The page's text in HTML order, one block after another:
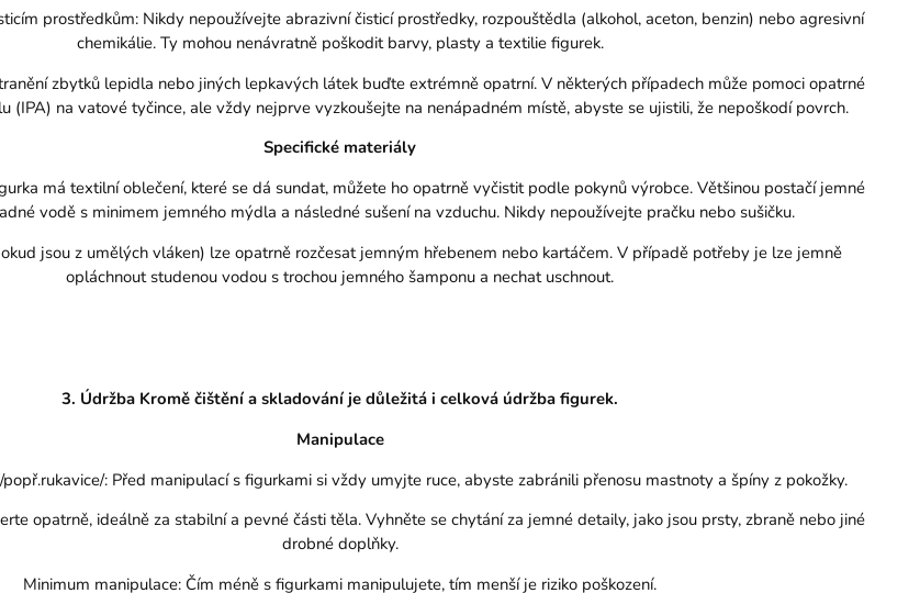
prostředkům: Nikdy nepoužívejte abrazivní čisticí prostředky, rozpouštědla (alkohol, aceton, benzin) nebo agresivní
chemikálie. Ty mohou nenávratně poškodit barvy, plasty a textilie figurek.
zbytků lepidla nebo jiných lepkavých látek buďte extrémně opatrní. V některých případech může pomoci opatrné
(IPA) na vatové tyčince, ale vždy nejprve vyzkoušejte na nenápadném místě, abyste se ujistili, že nepoškodí povrch.
Specifické materiály
má textilní oblečení, které se dá sundat, můžete ho opatrně vyčistit podle pokynů výrobce. Většinou postačí jemné
vodě s minimem jemného mýdla a následné sušení na vzduchu. Nikdy nepoužívejte pračku nebo sušičku.
jsou z umělých vláken) lze opatrně rozčesat jemným hřebenem nebo kartáčem. V případě potřeby je lze jemně
opláchnout studenou vodou s trochou jemného šamponu a nechat uschnout.
3. Údržba Kromě čištění a skladování je důležitá i celková údržba figurek.
Manipulace
: Před manipulací s figurkami si vždy umyjte ruce, abyste zabránili přenosu mastnoty a špíny z pokožky.
opatrně, ideálně za stabilní a pevné části těla. Vyhněte se chytání za jemné detaily, jako jsou prsty, zbraně nebo jiné
drobné doplňky.
Minimum manipulace: Čím méně s figurkami manipulujete, tím menší je riziko poškození.